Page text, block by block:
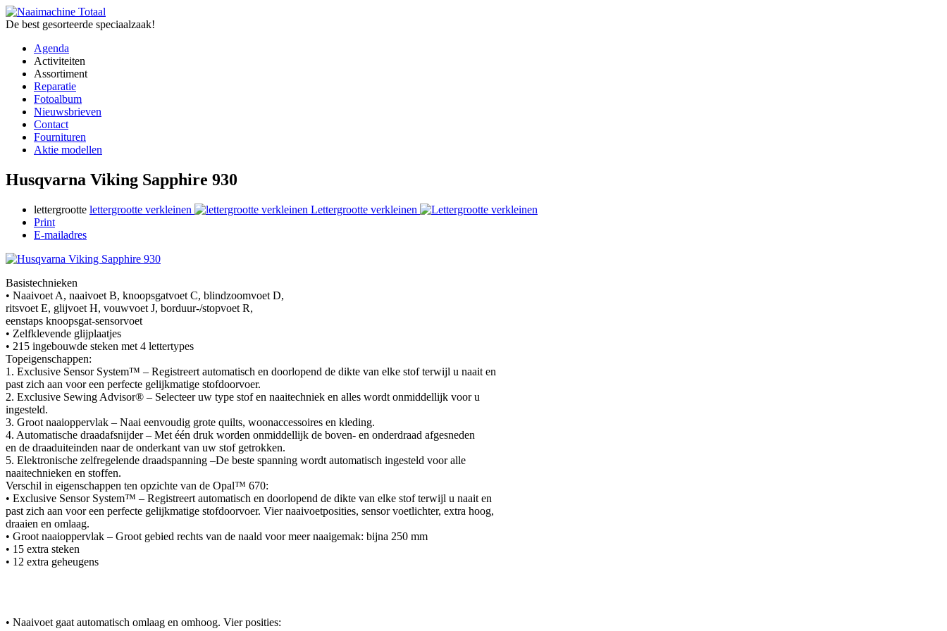
De best gesorteerde speciaalzaak!
Agenda
Activiteiten
Assortiment
Reparatie
Fotoalbum
Nieuwsbrieven
Contact
Fournituren
Aktie modellen
Husqvarna Viking Sapphire 930
lettergrootte lettergrootte verkleinen
Lettergrootte verkleinen
Print
E-mailadres
Basistechnieken
• Naaivoet A, naaivoet B, knoopsgatvoet C, blindzoomvoet D,
ritsvoet E, glijvoet H, vouwvoet J, borduur-/stopvoet R,
eenstaps knoopsgat-sensorvoet
• Zelfklevende glijplaatjes
• 215 ingebouwde steken met 4 lettertypes
Topeigenschappen:
1. Exclusive Sensor System™ – Registreert automatisch en doorlopend de dikte van elke stof terwijl u naait en
past zich aan voor een perfecte gelijkmatige stofdoorvoer.
2. Exclusive Sewing Advisor® – Selecteer uw type stof en naaitechniek en alles wordt onmiddellijk voor u
ingesteld.
3. Groot naaioppervlak – Naai eenvoudig grote quilts, woonaccessoires en kleding.
4. Automatische draadafsnijder – Met één druk worden onmiddellijk de boven- en onderdraad afgesneden
en de draaduiteinden naar de onderkant van uw stof getrokken.
5. Elektronische zelfregelende draadspanning –De beste spanning wordt automatisch ingesteld voor alle
naaitechnieken en stoffen.
Verschil in eigenschappen ten opzichte van de Opal™ 670:
• Exclusive Sensor System™ – Registreert automatisch en doorlopend de dikte van elke stof terwijl u naait en
past zich aan voor een perfecte gelijkmatige stofdoorvoer. Vier naaivoetposities, sensor voetlichter, extra hoog,
draaien en omlaag.
• Groot naaioppervlak – Groot gebied rechts van de naald voor meer naaigemak: bijna 250 mm
• 15 extra steken
• 12 extra geheugens
• Naaivoet gaat automatisch omlaag en omhoog. Vier posities: